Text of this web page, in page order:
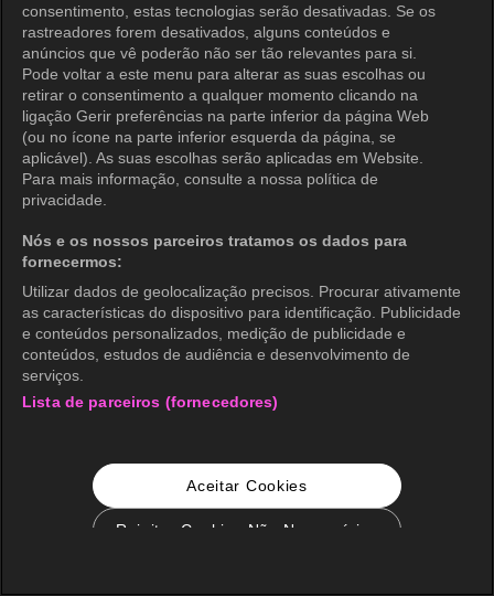
consentimento, estas tecnologias serão desativadas. Se os
rastreadores forem desativados, alguns conteúdos e
anúncios que vê poderão não ser tão relevantes para si.
Pode voltar a este menu para alterar as suas escolhas ou
retirar o consentimento a qualquer momento clicando na
ligação Gerir preferências na parte inferior da página Web
(ou no ícone na parte inferior esquerda da página, se
aplicável). As suas escolhas serão aplicadas em Website.
Para mais informação, consulte a nossa política de
privacidade.
Nós e os nossos parceiros tratamos os dados para
fornecermos:
Utilizar dados de geolocalização precisos. Procurar ativamente
as características do dispositivo para identificação. Publicidade
e conteúdos personalizados, medição de publicidade e
conteúdos, estudos de audiência e desenvolvimento de
serviços.
Lista de parceiros (fornecedores)
Aceitar Cookies
Rejeitar Cookies Não Necessários